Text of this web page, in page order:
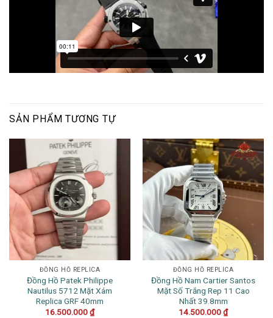
SẢN PHẨM TƯƠNG TỰ
ĐỒNG HỒ REPLICA
Đồng Hồ Patek Philippe
Nautilus 5712 Mặt Xám
Replica GRF 40mm
16.500.000₫
ĐỒNG HỒ REPLICA
Đồng Hồ Nam Cartier Santos
Mặt Số Trắng Rep 11 Cao
Nhất 39.8mm
14.500.000₫